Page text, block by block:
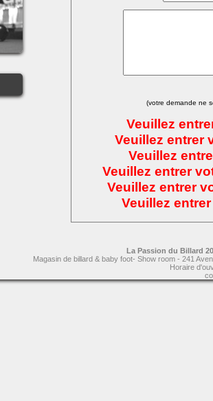
(votre demande ne
Veuillez
Veuillez entrer
Veuillez
Veuillez entrer
Veuillez entrer
Veuillez
La Passion du Billard
Magasin de billard & baby foot- Show room - 241
Horaire